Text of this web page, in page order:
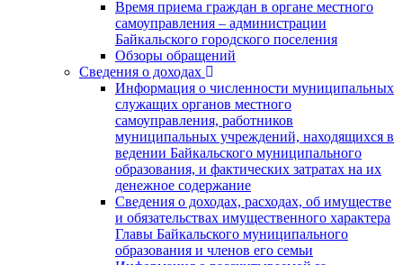
Время приема граждан в органе местного
самоуправления – администрации
Байкальского городского поселения
Обзоры обращений
Сведения о доходах
Информация о численности муниципальных
служащих органов местного
самоуправления, работников
муниципальных учреждений, находящихся в
ведении Байкальского муниципального
образования, и фактических затратах на их
денежное содержание
Сведения о доходах, расходах, об имуществе
и обязательствах имущественного характера
Главы Байкальского муниципального
образования и членов его семьи